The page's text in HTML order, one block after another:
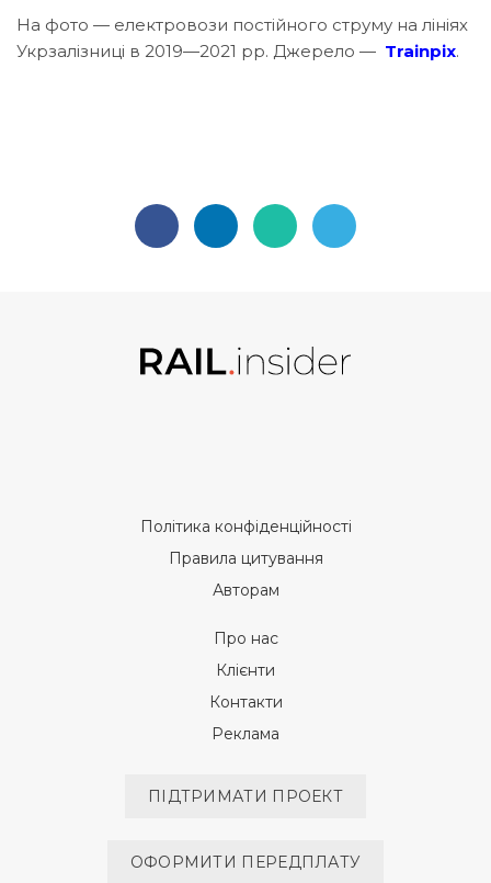
На фото — електровози постійного струму на лініях
Укрзалізниці в 2019—2021 рр. Джерело — Trainpix.
Політика конфіденційності
Правила цитування
Авторам
Про нас
Клієнти
Контакти
Реклама
ПІДТРИМАТИ ПРОЕКТ
ОФОРМИТИ ПЕРЕДПЛАТУ